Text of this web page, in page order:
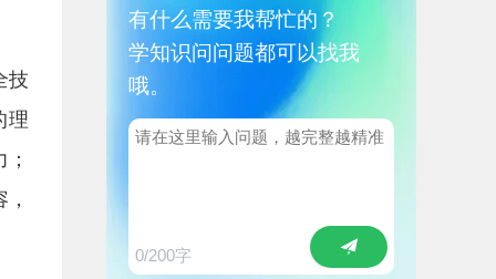
技
理
有什么需要我帮忙的？
学知识问问题都可以找我
哦。
0/200字